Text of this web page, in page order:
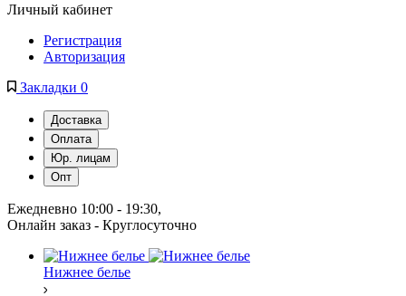
Личный кабинет
Регистрация
Авторизация
Закладки 0
Доставка
Оплата
Юр. лицам
Опт
Ежедневно 10:00 - 19:30,
Онлайн заказ - Круглосуточно
Нижнее белье